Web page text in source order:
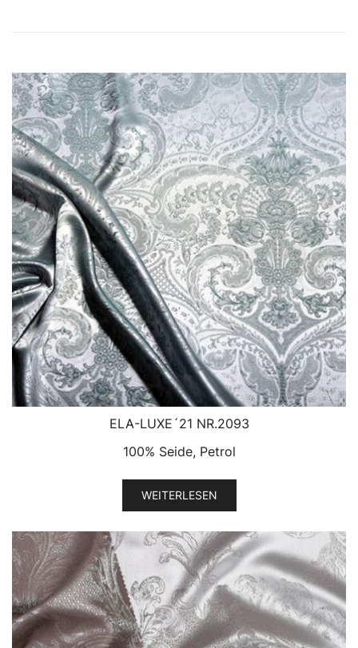
ELA-LUXE´21 NR.2093
100% Seide, Petrol
WEITERLESEN